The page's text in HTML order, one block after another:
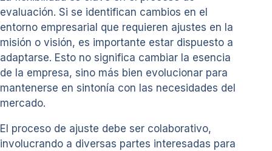
evaluación. Si se identifican cambios en el
entorno empresarial que requieren ajustes en la
misión o visión, es importante estar dispuesto a
adaptarse. Esto no significa cambiar la esencia
de la empresa, sino más bien evolucionar para
mantenerse en sintonía con las necesidades del
mercado.
El proceso de ajuste debe ser colaborativo,
involucrando a diversas partes interesadas para